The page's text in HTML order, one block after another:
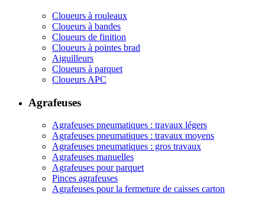
Cloueurs à rouleaux
Cloueurs à bandes
Cloueurs de finition
Cloueurs à pointes brad
Aiguilleurs
Cloueurs à parquet
Cloueurs APC
Agrafeuses
Agrafeuses pneumatiques : travaux légers
Agrafeuses pneumatiques : travaux moyens
Agrafeuses pneumatiques : gros travaux
Agrafeuses manuelles
Agrafeuses pour parquet
Pinces agrafeuses
Agrafeuses pour la fermeture de caisses carton